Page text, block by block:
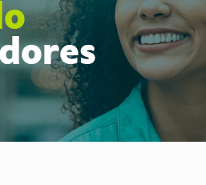
denunciado por transmitir HIV a
a terceira fase da Operação
que recebeu R$ 12 mi em
manda tirar vídeo com